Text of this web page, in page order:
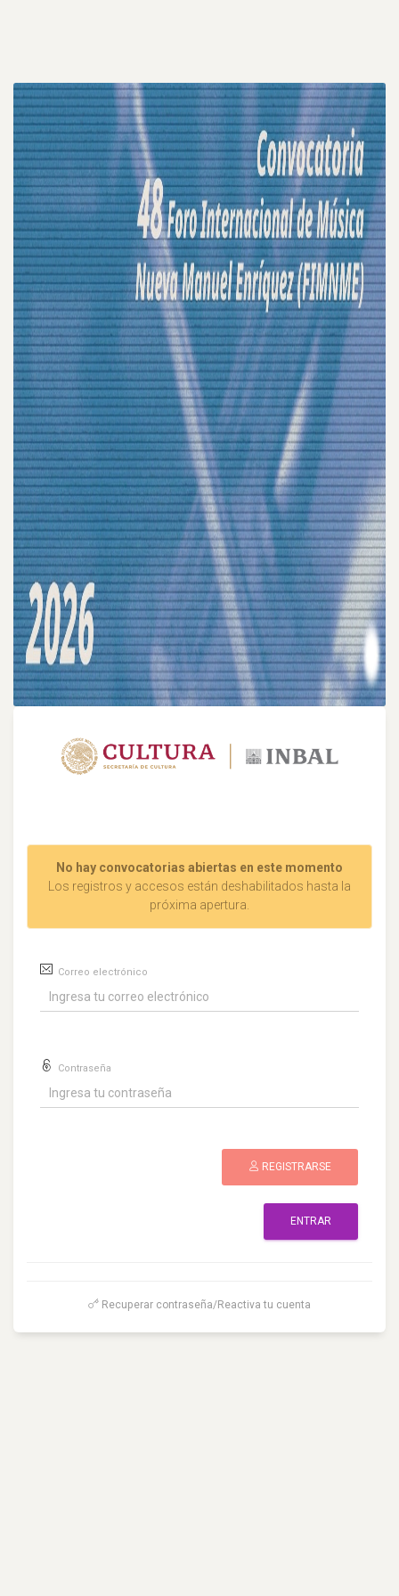
No hay convocatorias abiertas en este momento
Los registros y accesos están deshabilitados hasta la
próxima apertura.
Correo electrónico
Contraseña
REGISTRARSE
ENTRAR
Recuperar contraseña/Reactiva tu cuenta